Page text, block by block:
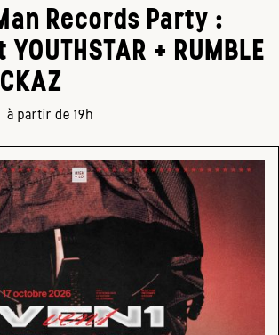
Records Party :
+ RUMBLE
à partir de 19h